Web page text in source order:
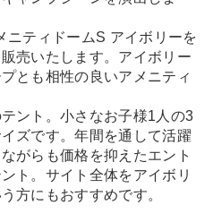
ニティドームS アイボリーを
売いたします。アイボリー
とも相性の良いアメニティ
ント。小さなお子様1人の3
ズです。年間を通して活躍
がらも価格を抑えたエント
ト。サイト全体をアイボリ
方にもおすすめです。